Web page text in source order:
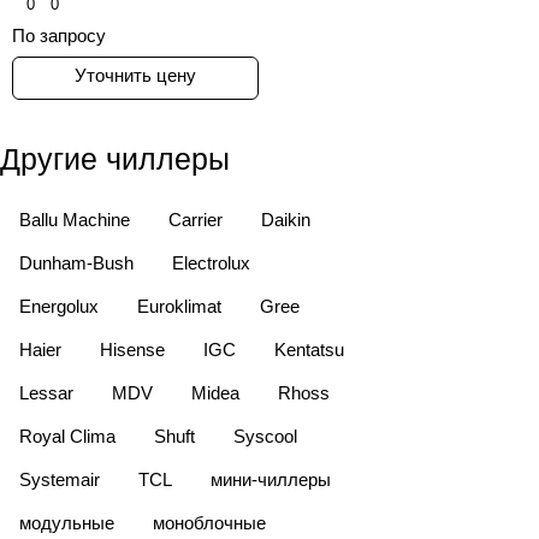
0 0
По запросу
Уточнить цену
Другие чиллеры
Ballu Machine Carrier Daikin
Dunham-Bush Electrolux
Energolux Euroklimat Gree
Haier Hisense IGC Kentatsu
Lessar MDV Midea Rhoss
Royal Clima Shuft Syscool
Systemair TCL мини-чиллеры
модульные моноблочные